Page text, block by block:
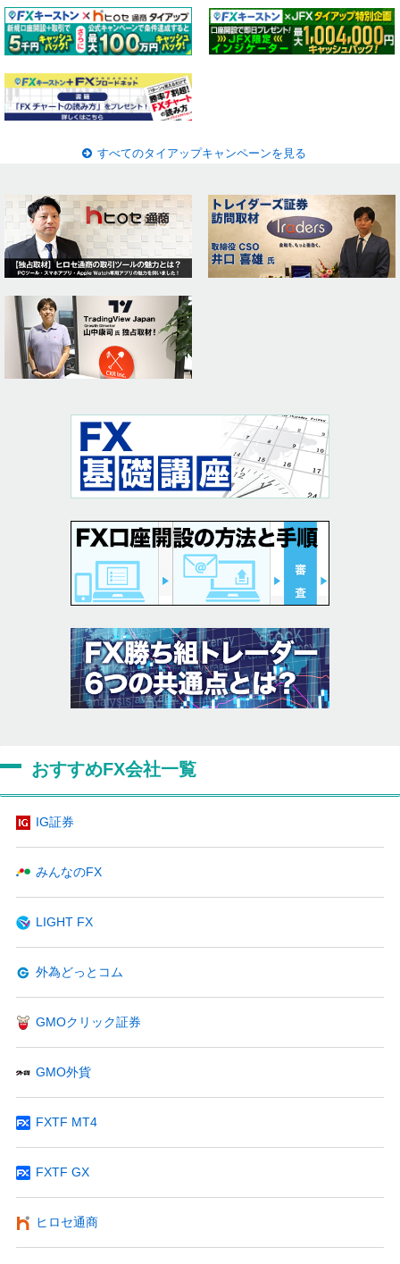
すべてのタイアップキャンペーンを見る
おすすめFX会社一覧
IG証券
みんなのFX
LIGHT FX
外為どっとコム
GMOクリック証券
GMO外貨
FXTF MT4
FXTF GX
ヒロセ通商